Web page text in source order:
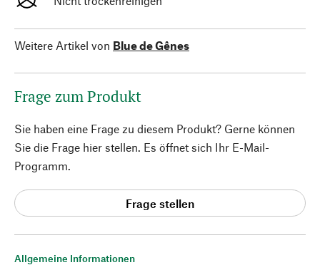
Allgemeine Informationen
Weitere Artikel von Blue de Gênes
Frage zum Produkt
Sie haben eine Frage zu diesem Produkt? Gerne können
Sie die Frage hier stellen. Es öffnet sich Ihr E-Mail-
Programm.
Frage stellen